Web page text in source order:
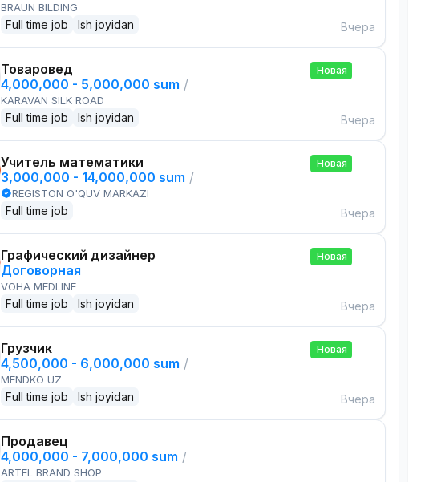
BRAUN BILDING
Full time job Ish joyidan Вчера
Товаровед
4,000,000 - 5,000,000 sum /
KARAVAN SILK ROAD
Full time job Ish joyidan
Новая
Вчера
Учитель математики
3,000,000 - 14,000,000 sum /
REGISTON O'QUV MARKAZI
Full time job
Новая
Вчера
Графический дизайнер
Договорная
VOHA MEDLINE
Full time job Ish joyidan
Новая
Вчера
Грузчик
4,500,000 - 6,000,000 sum /
MENDKO UZ
Full time job Ish joyidan
Новая
Вчера
Продавец
4,000,000 - 7,000,000 sum /
ARTEL BRAND SHOP